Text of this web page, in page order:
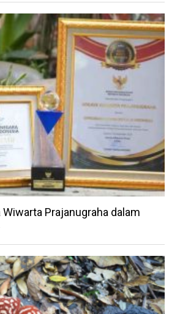
Wiwarta Prajanugraha dalam